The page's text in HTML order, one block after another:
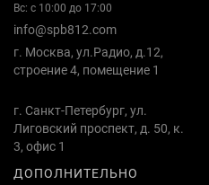
Вс: с 10:00 до 17:00
info@spb812.com
г. Москва, ул.Радио, д.12,
строение 4, помещение 1
г. Санкт-Петербург, ул.
Лиговский проспект, д. 50, к.
3, офис 1
ДОПОЛНИТЕЛЬНО